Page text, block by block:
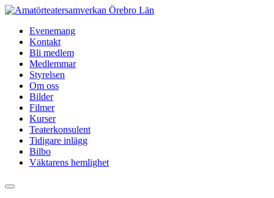
Hoppa
innehållEvenemang
Kontakt
Bli medlem
Medlemmar
Styrelsen
Om oss
Bilder
Filmer
Kurser
Teaterkonsulent
Tidigare inlägg
Bilbo
Väktarens hemlighet